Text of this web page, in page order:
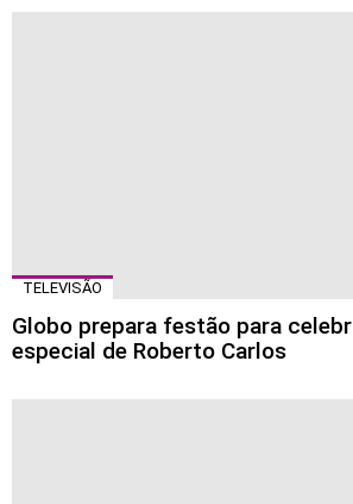
TELEVISÃO
Globo prepara festão para
especial de Roberto Carlos